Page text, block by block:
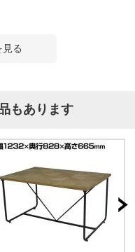
る
もあります